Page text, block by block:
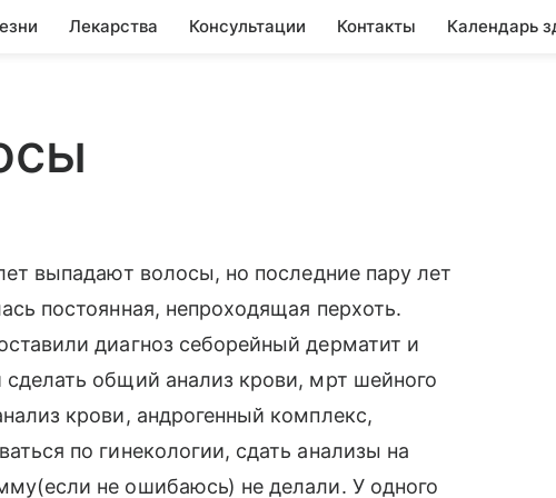
Лекарства Консультации Контакты Календарь
выпадают волосы, но последние пару лет
постоянная, непроходящая перхоть.
диагноз себорейный дерматит и
общий анализ крови, мрт шейного
крови, андрогенный комплекс,
по гинекологии, сдать анализы на
не ошибаюсь) не делали. У одного